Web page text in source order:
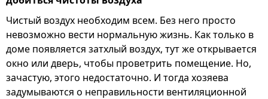
Чистый воздух необходим всем. Без него просто
невозможно вести нормальную жизнь. Как только в
доме появляется затхлый воздух, тут же открывается
окно или дверь, чтобы проветрить помещение. Но,
зачастую, этого недостаточно. И тогда хозяева
задумываются о неправильности вентиляционной